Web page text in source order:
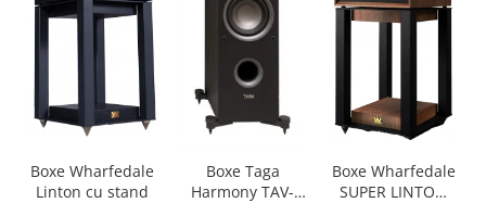
Boxe Wharfedale
Linton cu stand
Boxe Taga
Harmony TAV-
Boxe Wharfedale
SUPER LINTON